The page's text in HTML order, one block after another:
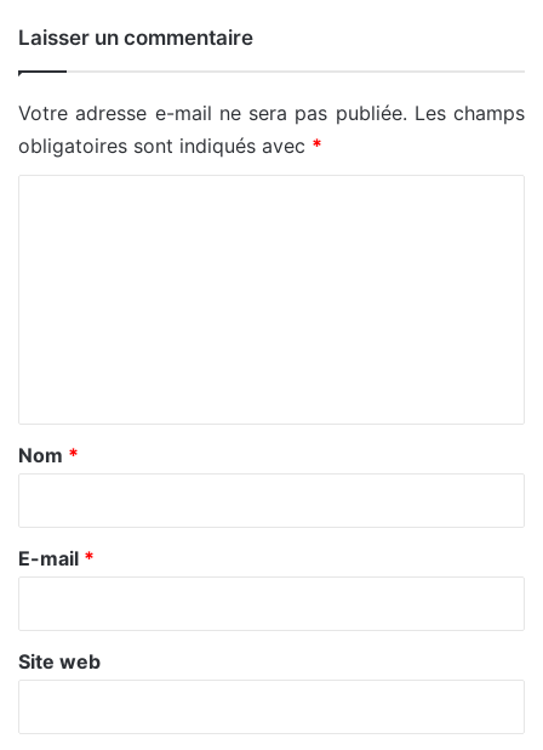
Laisser un commentaire
Votre adresse e-mail ne sera pas publiée. Les champs
obligatoires sont indiqués avec *
a
e
Nom *
E-mail *
Site web